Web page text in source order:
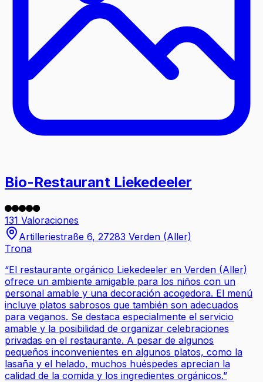
Bio-Restaurant Liekedeeler
131 Valoraciones
Artilleriestraße 6, 27283 Verden (Aller)
Trona
“El restaurante orgánico Liekedeeler en Verden (Aller)
ofrece un ambiente amigable para los niños con un
personal amable y una decoración acogedora. El menú
incluye platos sabrosos que también son adecuados
para veganos. Se destaca especialmente el servicio
amable y la posibilidad de organizar celebraciones
privadas en el restaurante. A pesar de algunos
pequeños inconvenientes en algunos platos, como la
lasaña y el helado, muchos huéspedes aprecian la
calidad de la comida y los ingredientes orgánicos.”